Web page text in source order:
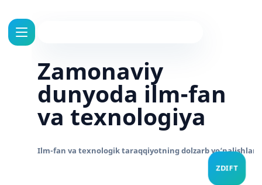
Zamonaviy
dunyoda ilm-fan
va texnologiya